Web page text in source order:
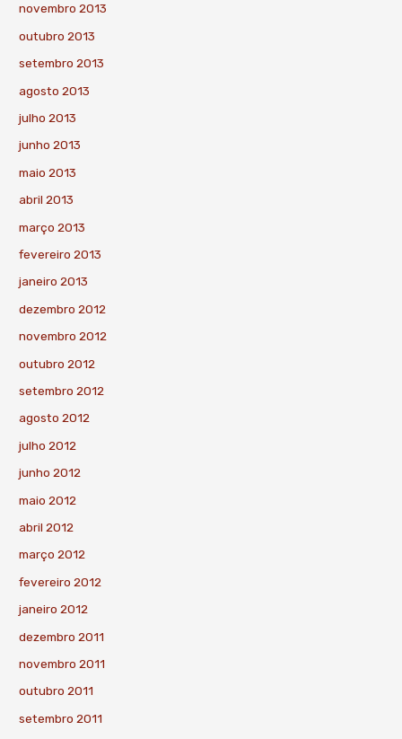
novembro 2013
outubro 2013
setembro 2013
agosto 2013
julho 2013
junho 2013
maio 2013
abril 2013
março 2013
fevereiro 2013
janeiro 2013
dezembro 2012
novembro 2012
outubro 2012
setembro 2012
agosto 2012
julho 2012
junho 2012
maio 2012
abril 2012
março 2012
fevereiro 2012
janeiro 2012
dezembro 2011
novembro 2011
outubro 2011
setembro 2011